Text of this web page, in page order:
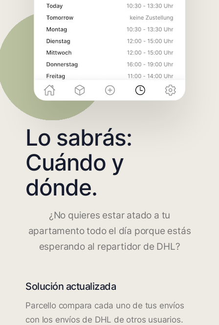
Lo sabrás:
Cuándo y
dónde.
¿No quieres estar atado a tu
apartamento todo el día porque estás
esperando al repartidor de DHL?
Solución actualizada
Parcello compara cada uno de tus envíos
con los envíos de DHL de otros usuarios.